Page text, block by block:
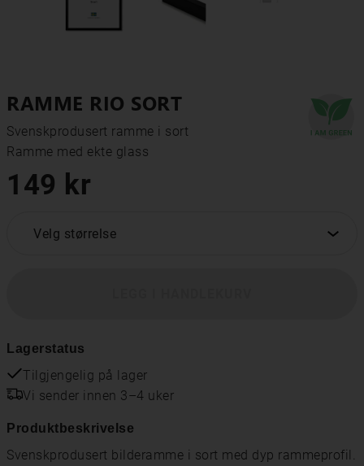
RAMME RIO SORT
Svenskprodusert ramme i sort
Ramme med ekte glass
149 kr
Velg størrelse
Lagerstatus
Tilgjengelig på lager
Vi sender innen 3–4 uker
Produktbeskrivelse
Svenskprodusert bilderamme i sort med dyp rammeprofil.